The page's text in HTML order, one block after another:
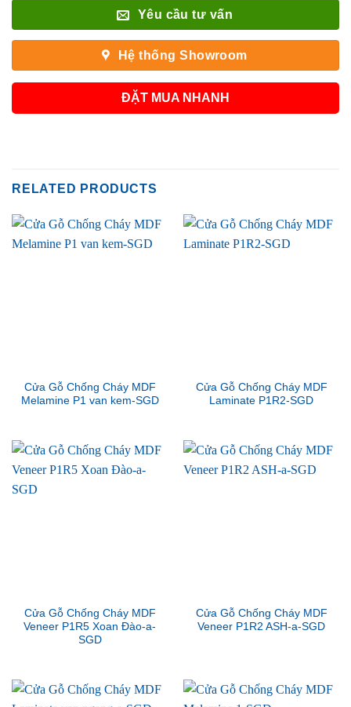
Yêu cầu tư vấn
Hệ thống Showroom
ĐẶT MUA NHANH
RELATED PRODUCTS
Cửa Gỗ Chống Cháy MDF
Melamine P1 van kem-SGD
Cửa Gỗ Chống Cháy MDF
Laminate P1R2-SGD
Cửa Gỗ Chống Cháy MDF
Veneer P1R5 Xoan Đào-a-
SGD
Cửa Gỗ Chống Cháy MDF
Veneer P1R2 ASH-a-SGD